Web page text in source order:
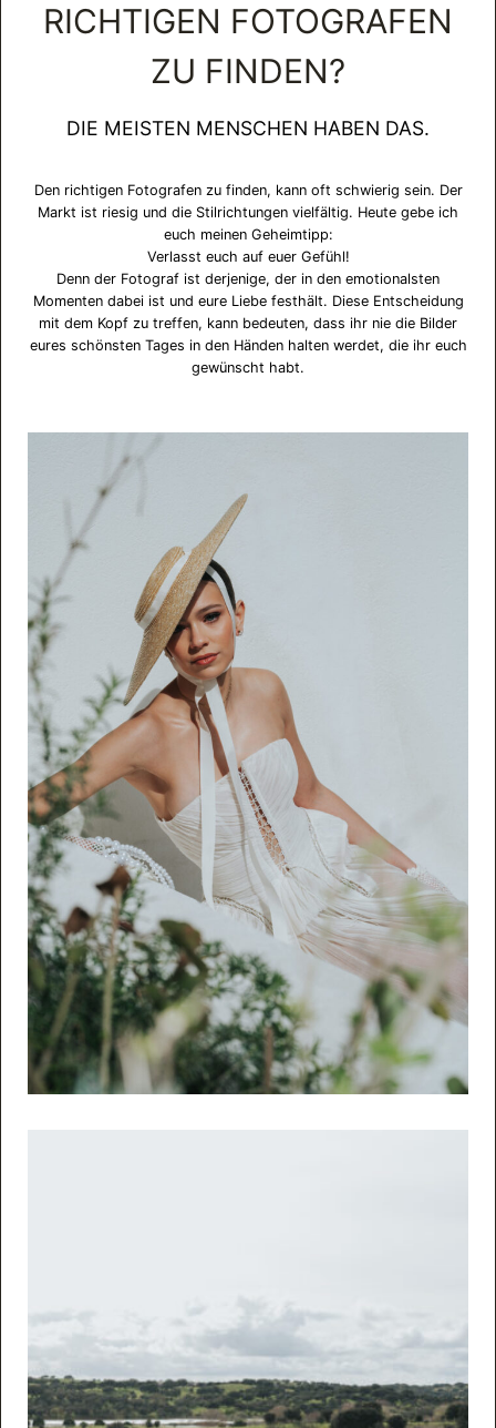
RICHTIGEN FOTOGRAFEN
ZU FINDEN?
DIE MEISTEN MENSCHEN HABEN DAS.
Den richtigen Fotografen zu finden, kann oft schwierig sein. Der
Markt ist riesig und die Stilrichtungen vielfältig. Heute gebe ich
euch meinen Geheimtipp:
Verlasst euch auf euer Gefühl!
Denn der Fotograf ist derjenige, der in den emotionalsten
Momenten dabei ist und eure Liebe festhält. Diese Entscheidung
mit dem Kopf zu treffen, kann bedeuten, dass ihr nie die Bilder
eures schönsten Tages in den Händen halten werdet, die ihr euch
gewünscht habt.